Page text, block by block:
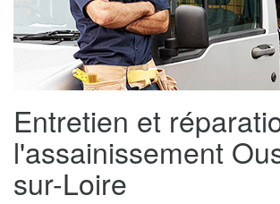
Entretien et
l'assainissement
sur-Loire